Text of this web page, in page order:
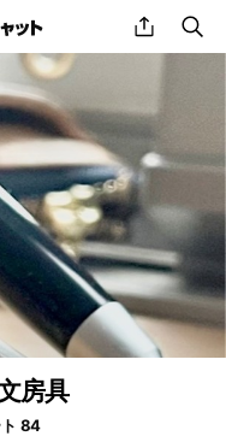
share
房具
ト 84